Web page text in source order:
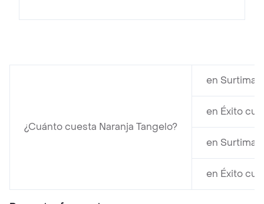
¿Cuánto cuesta Naranja Tangelo?
en
en Éxito
en
en Éxito